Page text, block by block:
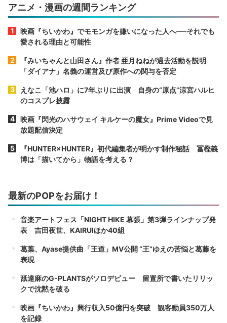
アニメ・漫画の週間ランキング
映画『ちいかわ』でモモンガを嫌いになった人へ──それでも
愛される理由と可能性
『みいちゃんと山田さん』作者 亜月ねねが過去活動を説明
「ダイアナ」名義の運営及び原作への関与を否定
えなこ「池ハロ」に7年ぶりに出演 自身の“原点”涼宮ハルヒ
のコスプレ披露
映画『閃光のハサウェイ キルケーの魔女』Prime Videoで見
放題配信決定
『HUNTER×HUNTER』初代編集者が明かす制作秘話 冨樫義
博は「描いてから」物語を考える？
最新のPOPをお届け！
音楽アートフェス「NIGHT HIKE 幕張」第3弾ラインナップ発
表 吉田夜世、KAIRUIほか40組
葛葉、Ayase提供曲「王道」MV公開 “王”ゆえの苦悩と葛藤を
表現
舐達麻のG-PLANTSがソロデビュー 留置所で書いたリリッ
クで沈黙を破る
映画『ちいかわ』興行収入50億円を突破 観客動員350万人
を記録